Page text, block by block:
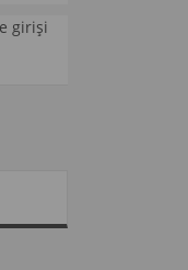
Fiyatları görebilmek